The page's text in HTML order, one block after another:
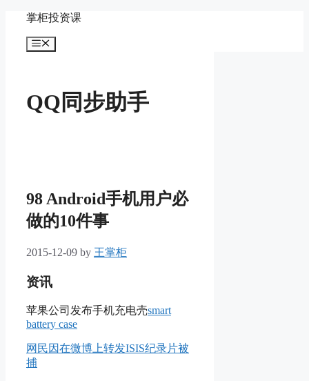
content
掌柜投资课
Menu
QQ同步助手
98 Android手机用户必
做的10件事
2015-12-09 by 王掌柜
资讯
苹果公司发布手机充电壳smart
battery case
网民因在微博上转发ISIS纪录片被
捕